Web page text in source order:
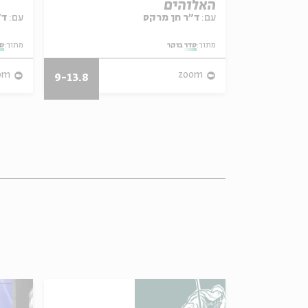
האלוהים
עם:
מתוך:סדר בוקר
zoom
9-13.8
עם:
מתוך: